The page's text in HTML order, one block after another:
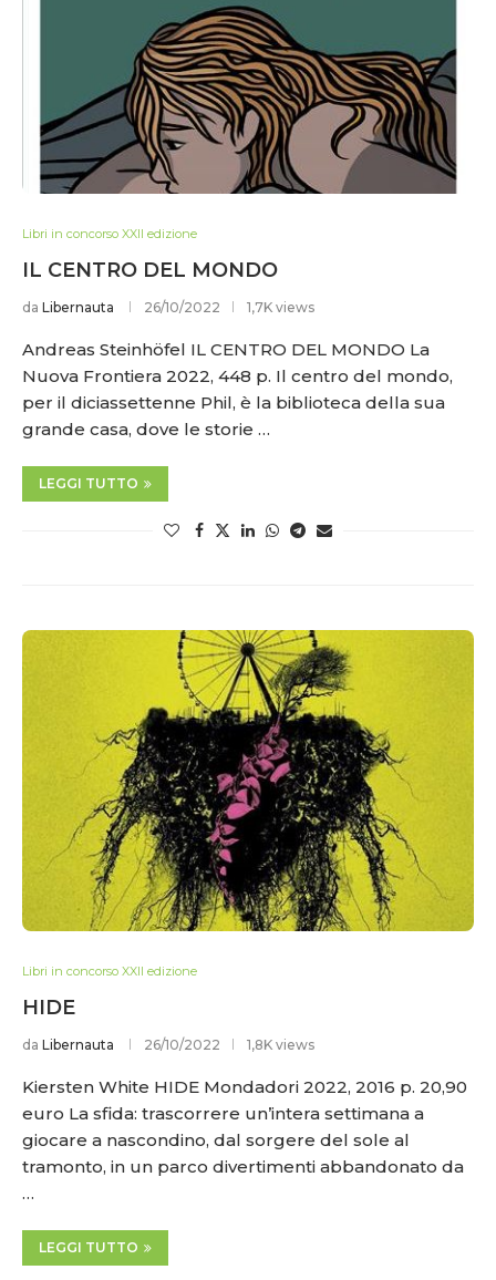
Libri in concorso XXII edizione
IL CENTRO DEL MONDO
da Libernauta 26/10/2022 1,7K views
Andreas Steinhöfel IL CENTRO DEL MONDO La
Nuova Frontiera 2022, 448 p. Il centro del mondo,
per il diciassettenne Phil, è la biblioteca della sua
grande casa, dove le storie …
LEGGI TUTTO
Libri in concorso XXII edizione
HIDE
da Libernauta 26/10/2022 1,8K views
Kiersten White HIDE Mondadori 2022, 2016 p. 20,90
euro La sfida: trascorrere un’intera settimana a
giocare a nascondino, dal sorgere del sole al
tramonto, in un parco divertimenti abbandonato da
…
LEGGI TUTTO